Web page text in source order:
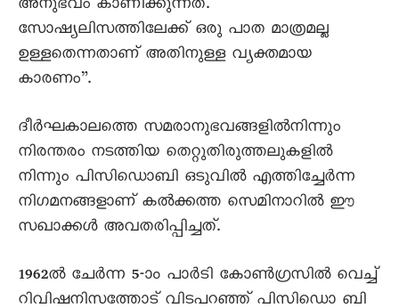
അനുഭവം കാണിക്കുന്നത്.
സോഷ്യലിസത്തിലേക്ക് ഒരു പാത മാത്രമല്ല
ഉള്ളതെന്നതാണ് അതിനുള്ള വ്യക്തമായ
കാരണം”.
ദീര്‍ഘകാലത്തെ സമരാനുഭവങ്ങളില്‍നിന്നും
നിരന്തരം നടത്തിയ തെറ്റുതിരുത്തലുകളില്‍
നിന്നും പിസിഡൊബി ഒടുവില്‍ എത്തിച്ചേര്‍ന്ന
നിഗമനങ്ങളാണ് കല്‍ക്കത്ത സെമിനാറില്‍ ഈ
സഖാക്കള്‍ അവതരിപ്പിച്ചത്.
1962ല്‍ ചേര്‍ന്ന 5-ാം പാര്‍ടി കോണ്‍ഗ്രസില്‍ വെച്ച്
റിവിഷനിസത്തോട് വിടപറഞ്ഞ് പിസിഡൊ ബി